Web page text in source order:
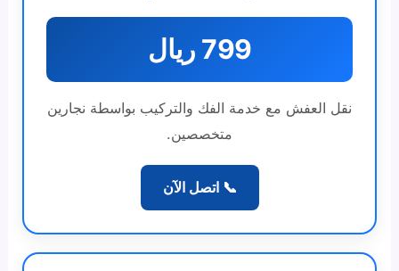
799 ريال
نقل العفش مع خدمة الفك والتركيب بواسطة نجارين
متخصصين.
📞 اتصل الآن